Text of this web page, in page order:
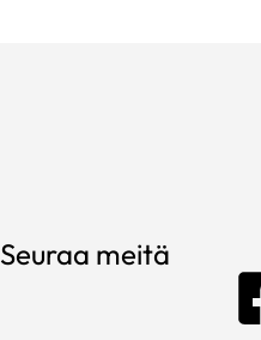
Seuraa meitä